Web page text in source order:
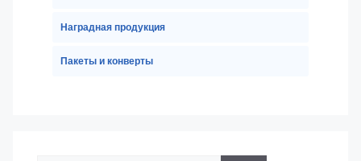
Наградная продукция
Пакеты и конверты